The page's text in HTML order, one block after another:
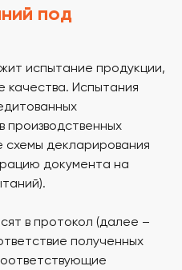
под
испытание продукции,
качества. Испытания
производственных
схемы декларирования
документа на
в протокол (далее –
полученных